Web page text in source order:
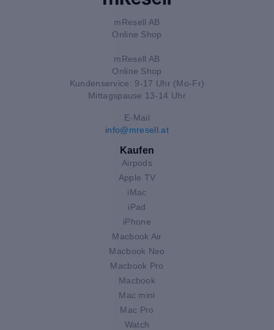
mResell AB
Online Shop
mResell AB
Online Shop
Kundenservice: 9-17 Uhr (Mo-Fr)
Mittagspause 13-14 Uhr
E-Mail
info@mresell.at
Kaufen
Airpods
Apple TV
iMac
iPad
iPhone
Macbook Air
Macbook Neo
Macbook Pro
Macbook
Mac mini
Mac Pro
Watch